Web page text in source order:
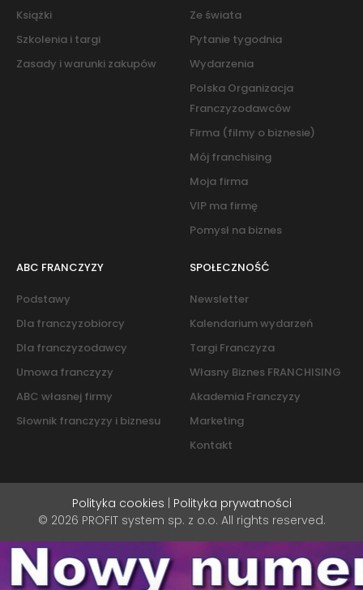
Książki
Szkolenia i targi
Zasady i warunki zakupów
Ze świata
Pytanie tygodnia
Wydarzenia
Polska Organizacja
Franczyzodawców
Firma (filmy o biznesie)
Mój franchising
Moja firma
VIP ma firmę
Pomysł na biznes
ABC FRANCZYZY
Podstawy
Dla franczyzobiorcy
Dla franczyzodawcy
Umowa franczyzy
ABC własnej firmy
Słownik franczyzy i biznesu
SPOŁECZNOŚĆ
Newsletter
Kalendarium wydarzeń
Targi Franczyza
Własny Biznes FRANCHISING
Akademia Franczyzy
Marketing
Kontakt
Polityka cookies
Polityka prywatności
© 2026 PROFIT system sp. z o.o. All rights reserved.